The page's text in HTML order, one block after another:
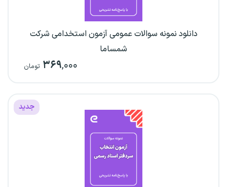
دانلود نمونه سوالات عمومی آزمون استخدامی شرکت
شمساما
۳۶۹,۰۰۰ تومان
جدید